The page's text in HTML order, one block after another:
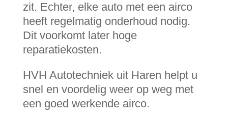
zit. Echter, elke auto met een airco
heeft regelmatig onderhoud nodig.
Dit voorkomt later hoge
reparatiekosten.
HVH Autotechniek uit Haren helpt u
snel en voordelig weer op weg met
een goed werkende airco.